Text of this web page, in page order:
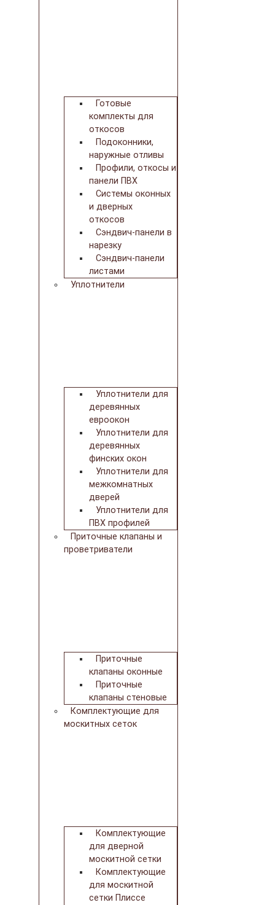
Готовые
комплекты для
откосов
Подоконники,
наружные отливы
Профили, откосы и
панели ПВХ
Системы оконных
и дверных
откосов
Сэндвич-панели в
нарезку
Сэндвич-панели
листами
Уплотнители
Уплотнители для
деревянных
евроокон
Уплотнители для
деревянных
финских окон
Уплотнители для
межкомнатных
дверей
Уплотнители для
ПВХ профилей
Приточные клапаны и
проветриватели
Приточные
клапаны оконные
Приточные
клапаны стеновые
Комплектующие для
москитных сеток
Комплектующие
для дверной
москитной сетки
Комплектующие
для москитной
сетки Плиссе